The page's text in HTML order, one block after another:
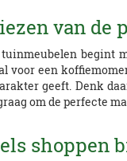
van de
begint
voor een
geeft. Denk
om de perfecte
shoppen